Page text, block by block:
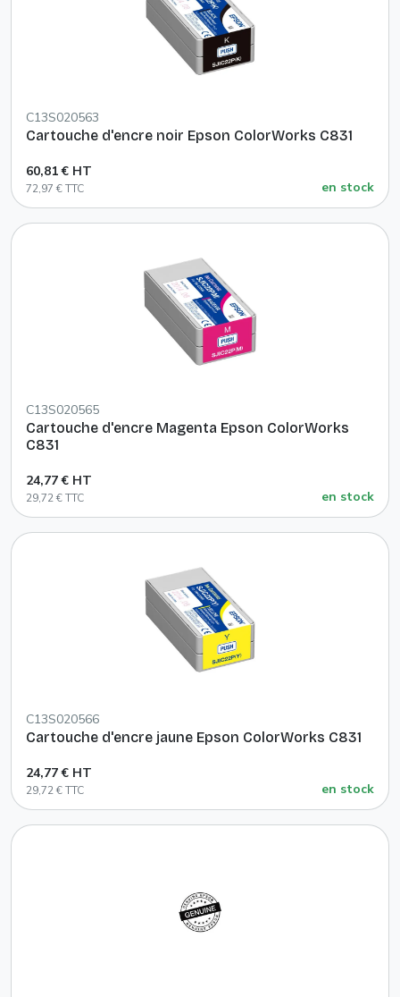
C13S020563
Cartouche d'encre noir Epson ColorWorks C831
60,81 € HT
72,97 € TTC en stock
C13S020565
Cartouche d'encre Magenta Epson ColorWorks
C831
24,77 € HT
29,72 € TTC en stock
C13S020566
Cartouche d'encre jaune Epson ColorWorks C831
24,77 € HT
29,72 € TTC en stock